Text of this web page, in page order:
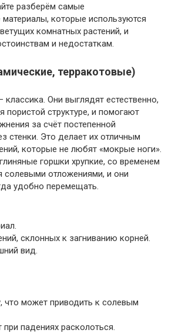
разберём самые
которые используются
комнатных растений, и
и недостаткам.
терракотовые)
Они выглядят естественно,
пористой структуре, и помогают
за счёт постепенной
стенки. Это делает их отличным
которые не любят «мокрые ноги».
горшки хрупкие, со временем
солевыми отложениями, и они
удобно перемещать.
склонных к загниванию корней.
вид.
что может приводить к солевым
падениях расколоться.